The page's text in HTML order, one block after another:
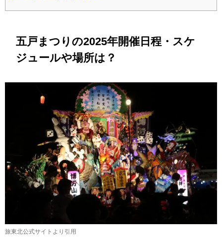
五戸まつりの2025年開催日程・スケ
ジュールや場所は？
旅東北公式サイトより引用